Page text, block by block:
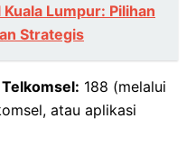
Lumpur: Pilihan
Strategis
188 (melalui
atau aplikasi